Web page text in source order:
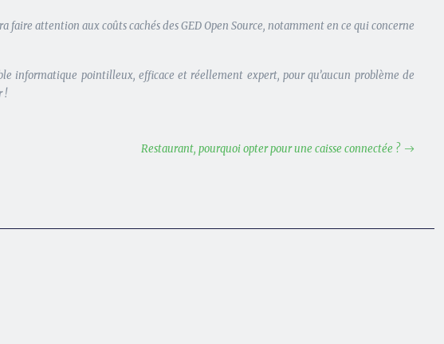
attention aux coûts cachés des GED Open Source, notamment en ce qui concerne
informatique pointilleux, efficace et réellement expert, pour qu’aucun problème de
!
Restaurant, pourquoi opter pour une caisse connectée ?